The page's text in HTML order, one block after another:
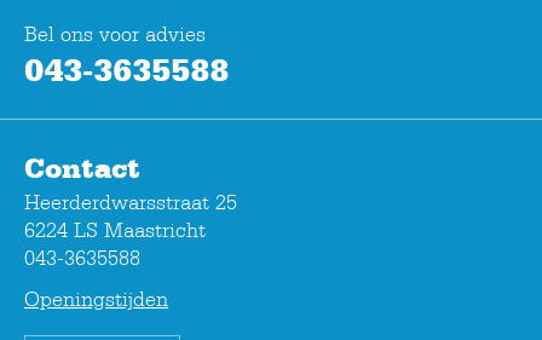
Bel ons voor advies
043-3635588
Contact
Heerderdwarsstraat 25
6224 LS Maastricht
043-3635588
Openingstijden